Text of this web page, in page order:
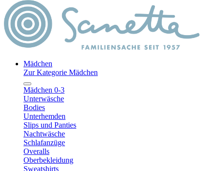
Mädchen
Zur Kategorie Mädchen
Mädchen 0-3
Unterwäsche
Bodies
Unterhemden
Slips und Panties
Nachtwäsche
Schlafanzüge
Overalls
Oberbekleidung
Sweatshirts